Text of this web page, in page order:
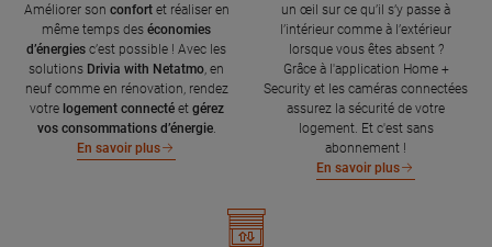
Améliorer son confort et réaliser en
même temps des économies
d’énergies c’est possible ! Avec les
solutions Drivia with Netatmo , en
neuf comme en rénovation, rendez
votre logement connecté et gérez
vos consommations d’énergie.
En savoir plus
un œil sur ce qu’il s’y passe à
l’intérieur comme à l’extérieur
lorsque vous êtes absent ?
Grâce à l'application Home +
Security et les caméras connectées
assurez la sécurité de votre
logement. Et c'est sans
abonnement !
En savoir plus